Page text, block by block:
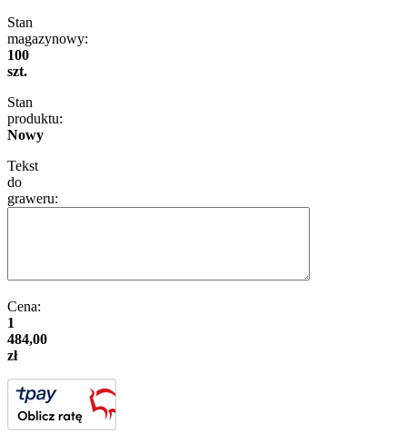
Stan
magazynowy:
100
szt.
Stan
produktu:
Nowy
Tekst
do
graweru:
Cena:
1
484,00
zł